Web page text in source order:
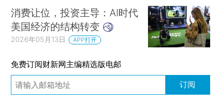
消费让位，投资主导：AI时代
美国经济的结构转变
2026年05月13日 APP打开
免费订阅财新网主编精选版电邮
订阅